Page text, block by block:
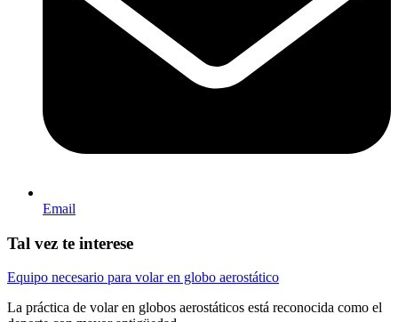
Email
Tal vez te interese
Equipo necesario para volar en globo aerostático
La práctica de volar en globos aerostáticos está reconocida como el